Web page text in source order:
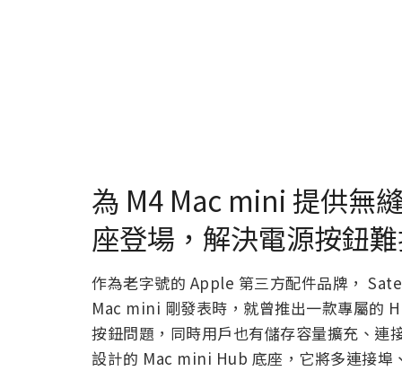
為 M4 Mac mini 提供無
座登場，解決電源按鈕
作為老字號的 Apple 第三方配件品牌，
Mac mini 剛發表時，就曾推出一款專屬的
按鈕問題，同時用戶也有儲存容量擴充、連
設計的 Mac mini Hub 底座，它將多連接埠